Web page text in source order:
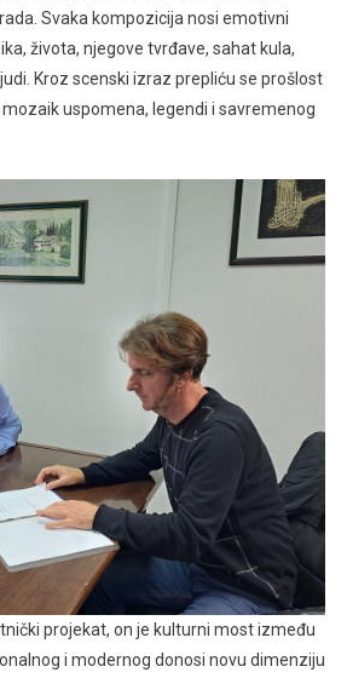
Svaka kompozicija nosi emotivni
života, njegove tvrđave, sahat kula,
Kroz scenski izraz prepliću se prošlost
uspomena, legendi i savremenog
projekat, on je kulturni most između
i modernog donosi novu dimenziju